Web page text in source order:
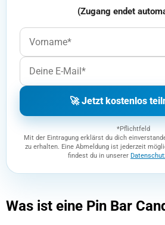
(Zugang endet
🚀 Jetzt kostenlos
*Pflichtfeld
Mit der Eintragung erklärst du dich
zu erhalten. Eine Abmeldung ist jederzeit
findest du in unserer
Was ist eine Pin Bar